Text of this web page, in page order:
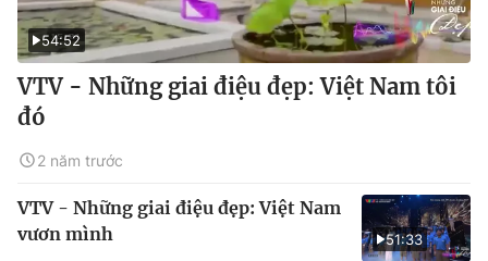
54:52
VTV - Những giai điệu đẹp: Việt Nam tôi
đó
2 năm trước
51:33
VTV - Những giai điệu đẹp: Việt Nam
vươn mình